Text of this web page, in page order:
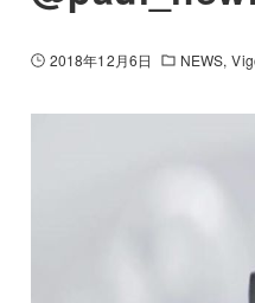
2018年12月6日 NEWS